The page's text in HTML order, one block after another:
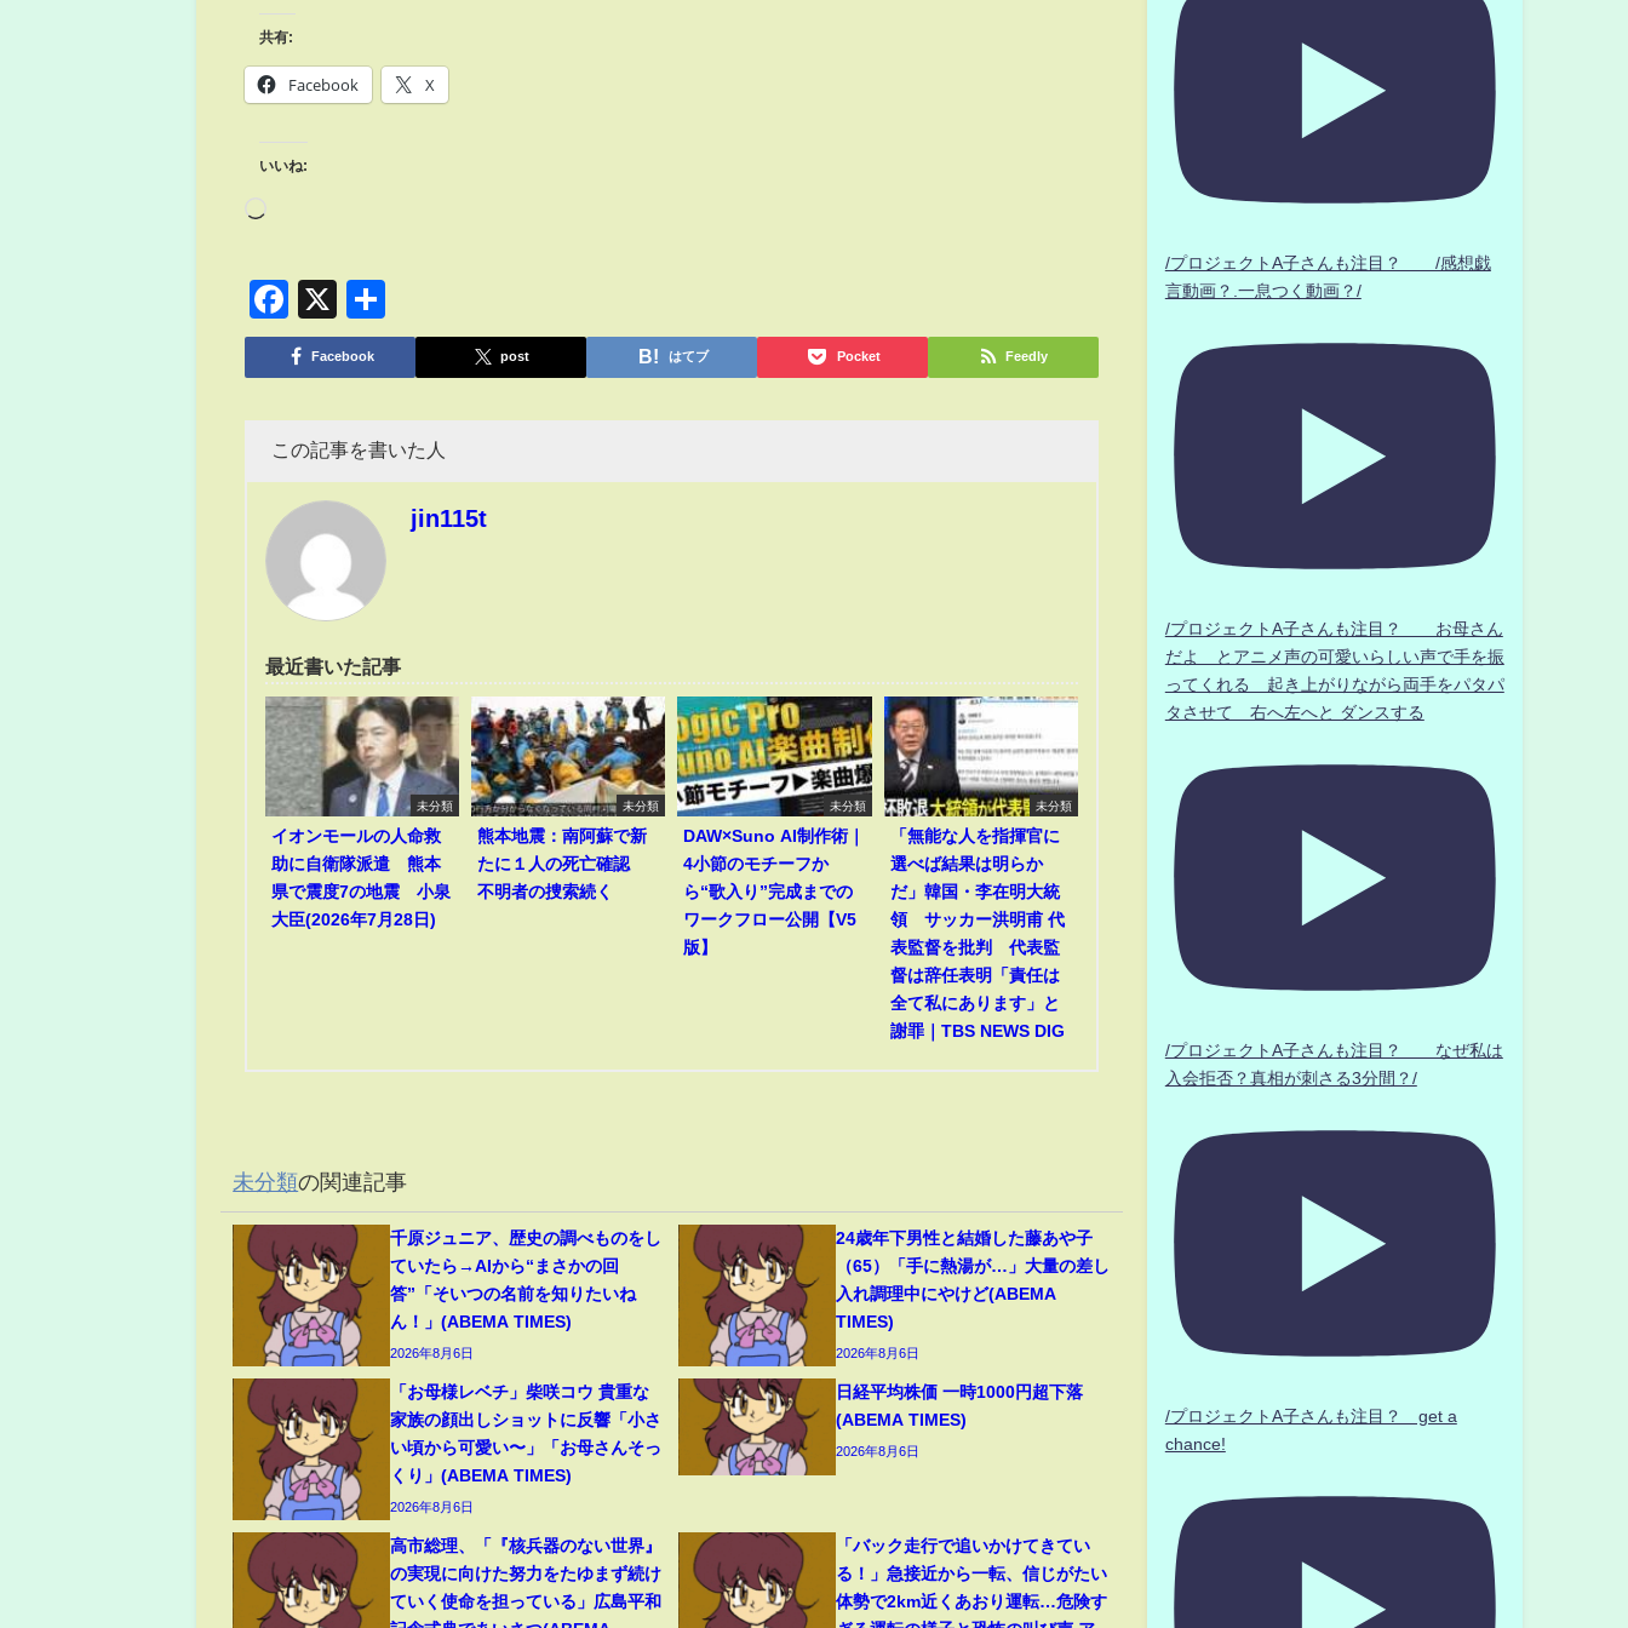
共有:
Facebook X
いいね:
Facebook
X
有
Facebook post はてブ Pocket Feedly
この記事を書いた人
jin115t
最近書いた記事
未分類
イオンモールの人命救
助に自衛隊派遣 熊本
県で震度7の地震 小泉
大臣(2026年7月28日)
未分類
熊本地震：南阿蘇で新
たに１人の死亡確認
不明者の捜索続く
未分類
DAW×Suno AI制作術｜
4小節のモチーフか
ら“歌入り”完成までの
ワークフロー公開【V5
版】
未分類
「無能な人を指揮官に
選べば結果は明らか
だ」韓国・李在明大統
領 サッカー洪明甫 代
表監督を批判 代表監
督は辞任表明「責任は
全て私にあります」と
謝罪｜TBS NEWS DIG
未分類の関連記事
千原ジュニア、歴史の調べものをし
ていたら→AIから“まさかの回
答”「そいつの名前を知りたいね
ん！」(ABEMA TIMES)
2026年8月6日
24歳年下男性と結婚した藤あや子
（65）「手に熱湯が…」大量の差し
入れ調理中にやけど(ABEMA
TIMES)
2026年8月6日
「お母様レベチ」柴咲コウ 貴重な
家族の顔出しショットに反響「小さ
い頃から可愛い〜」「お母さんそっ
くり」(ABEMA TIMES)
2026年8月6日
日経平均株価 一時1000円超下落
(ABEMA TIMES)
2026年8月6日
高市総理、「『核兵器のない世界』
の実現に向けた努力をたゆまず続け
ていく使命を担っている」広島平和
「バック走行で追いかけてきてい
る！」急接近から一転、信じがたい
体勢で2km近くあおり運転…危険す
/プロジェクトA子さんも注目？ /感想戯
言動画？.一息つく動画？/
/プロジェクトA子さんも注目？ お母さん
だよ とアニメ声の可愛いらしい声で手を振
ってくれる 起き上がりながら両手をパタパ
タさせて 右へ左へと ダンスする
/プロジェクトA子さんも注目？ なぜ私は
入会拒否？真相が刺さる3分間？/
/プロジェクトA子さんも注目？ get a
chance!